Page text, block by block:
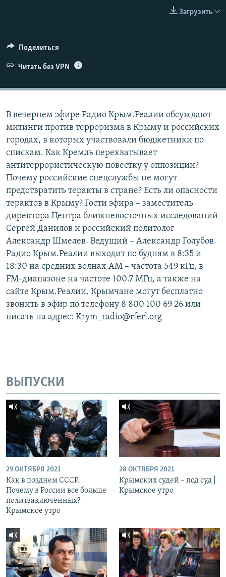
Все сайты RFE/RL
Загрузить
Поделиться
Читать без VPN
В вечернем эфире Радио Крым.Реалии обсуждают
митинги против терроризма в Крыму и российских
городах, в которых участвовали бюджетники по
спискам. Как Кремль перехватывает
антитеррористическую повестку у оппозиции?
Почему российские спецслужбы не могут
предотвратить теракты в стране? Есть ли опасности
терактов в Крыму? Гости эфира – заместитель
директора Центра ближневосточных исследований
Сергей Данилов и российский политолог
Александр Шмелев. Ведущий – Александр Голубов.
Радио Крым.Реалии выходит по будням в 8:35 и
18:30 на средних волнах АМ – частота 549 кГц, в
FM-диапазоне на частоте 100.7 МГц, а также на
сайте Крым.Реалии. Крымчане могут бесплатно
звонить в эфир по телефону 8 800 100 69 26 или
писать на адрес: Krym_radio@rferl.org
ВЫПУСКИ
29 ОКТЯБРЯ 2021
Как в позднем СССР.
Почему в России все больше
политзаключенных? |
Крымское утро
28 ОКТЯБРЯ 2021
Крымских судей – под суд |
Крымское утро